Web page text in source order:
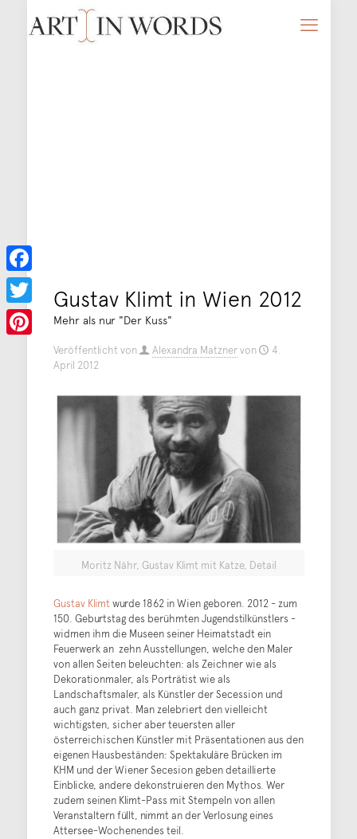
Gustav Klimt in Wien 2012
Mehr als nur "Der Kuss"
Veröffentlicht von Alexandra Matznervon
4.
April 2012
Moritz Nähr, Gustav Klimt mit Katze, Detail
Gustav Klimtwurde 1862 in Wien geboren. 2012 - zum
150. Geburtstag des berühmten Jugendstilkünstlers -
widmen ihm die Museen seiner Heimatstadt ein
Feuerwerk an zehn Ausstellungen, welche den Maler
von allen Seiten beleuchten: als Zeichner wie als
Dekorationmaler, als Porträtist wie als
Landschaftsmaler, als Künstler der Secession und
auch ganz privat. Man zelebriert den vielleicht
wichtigsten, sicher aber teuersten aller
österreichischen Künstler mit Präsentationen aus den
eigenen Hausbeständen: Spektakuläre Brücken im
KHM und der Wiener Secesion geben detaillierte
Einblicke, andere dekonstruieren den Mythos. Wer
zudem seinen Klimt-Pass mit Stempeln von allen
Veranstaltern füllt, nimmt an der Verlosung eines
Attersee-Wochenendes teil.
Facebook
Twitter